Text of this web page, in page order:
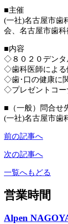
■主催
(一社)名古屋市歯
会、名古屋市歯
■内容
◇８０２０デンタ
◇歯科医師による
◇歯･口の健康に
◇プレゼントコー
■（一般）問合せ
(一社)名古屋市歯
前の記事へ
次の記事へ
一覧へもどる
営業時間
Alpen